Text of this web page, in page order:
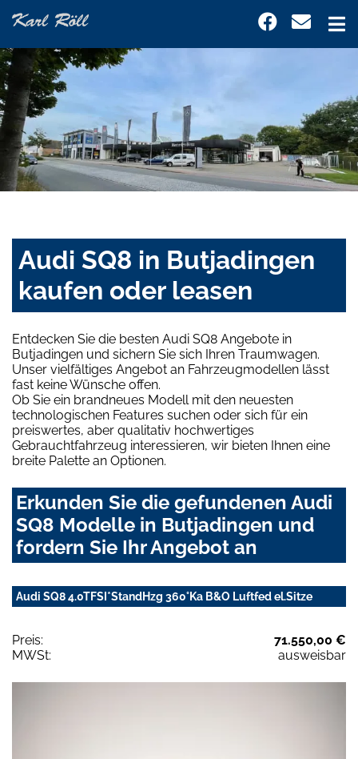
Audi SQ8 in Butjadingen
kaufen oder leasen
Entdecken Sie die besten Audi SQ8 Angebote in
Butjadingen und sichern Sie sich Ihren Traumwagen.
Unser vielfältiges Angebot an Fahrzeugmodellen lässt
fast keine Wünsche offen.
Ob Sie ein brandneues Modell mit den neuesten
technologischen Features suchen oder sich für ein
preiswertes, aber qualitativ hochwertiges
Gebrauchtfahrzeug interessieren, wir bieten Ihnen eine
breite Palette an Optionen.
Erkunden Sie die gefundenen Audi
SQ8 Modelle in Butjadingen und
fordern Sie Ihr Angebot an
Audi SQ8 4.0TFSI*StandHzg 360°Ka B&O Luftfed el.Sitze
Preis:
71.550,00 €
MWSt:
ausweisbar